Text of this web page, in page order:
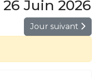
Juin 2026
Jour suivant